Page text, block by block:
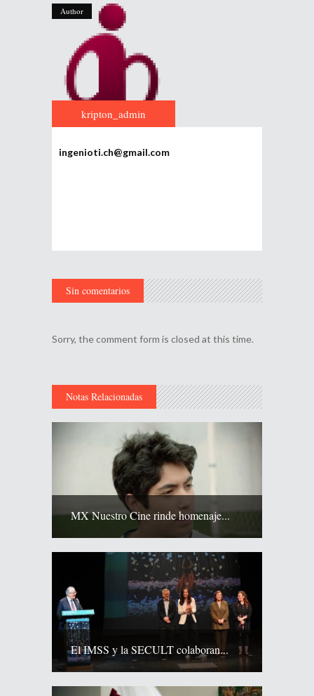
Author
kripton_admin
ingenioti.ch@gmail.com
Sin comentarios
Sorry, the comment form is closed at this time.
Notas Relacionadas
MX Nuestro Cine rinde homenaje...
El IMSS y la SECULT colaboran...